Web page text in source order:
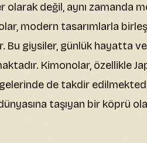
değil, aynı zamanda
modern tasarımlarla
Bu giysiler, günlük hayatta
Kimonolar, özellikle
de takdir
taşıyan bir köprü